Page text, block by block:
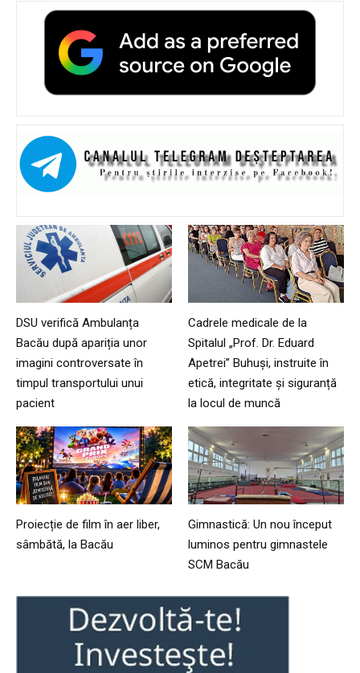
DSU verifică Ambulanța
Bacău după apariția unor
imagini controversate în
timpul transportului unui
pacient
Cadrele medicale de la
Spitalul „Prof. Dr. Eduard
Apetrei” Buhuși, instruite în
etică, integritate și siguranță
la locul de muncă
Proiecție de film în aer liber,
sâmbătă, la Bacău
Gimnastică: Un nou început
luminos pentru gimnastele
SCM Bacău